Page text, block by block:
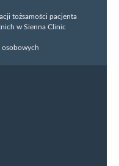
tożsamości pacjenta
w Sienna Clinic
osobowych